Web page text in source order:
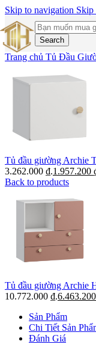
Skip to navigation Skip
Search
Trang chủ Tủ Đầu
Tủ đầu giường Archie
3.262.000 ₫.1.957.200
Back to products
Tủ đầu giường Archie
10.772.000 ₫.6.463.200
Sản Phẩm
Chi Tiết Sản
Đánh Giá